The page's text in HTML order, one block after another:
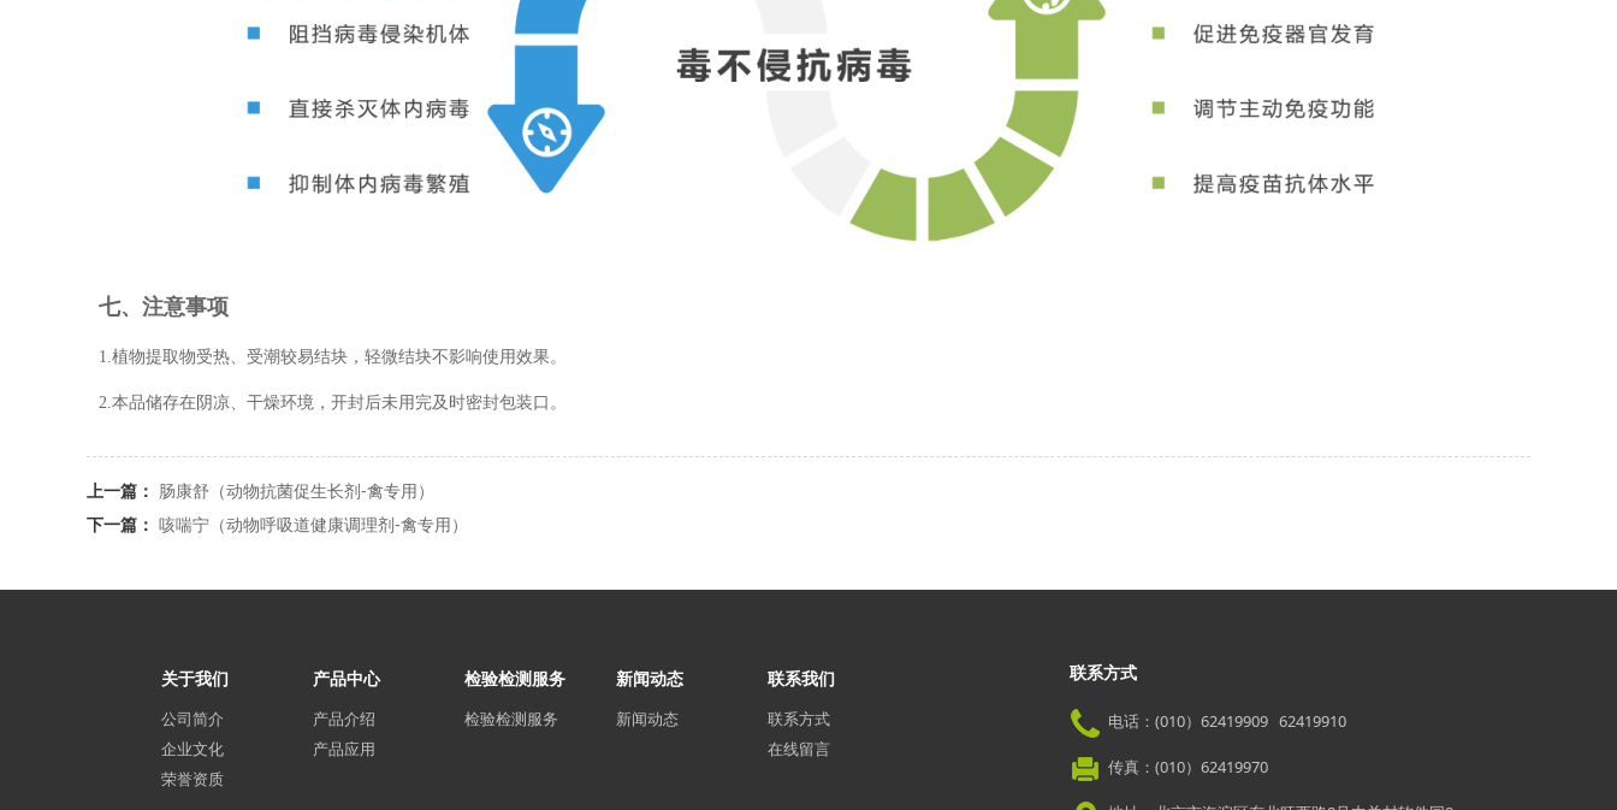
七、注意事项
1.植物提取物受热、受潮较易结块，轻微结块不影响使用效果。
2.本品储存在阴凉、干燥环境，开封后未用完及时密封包装口。
上一篇： 肠康舒（动物抗菌促生长剂-禽专用）
下一篇： 咳喘宁（动物呼吸道健康调理剂-禽专用）
关于我们
公司简介
企业文化
荣誉资质
产品中心
产品介绍
产品应用
检验检测服务
检验检测服务
新闻动态
新闻动态
联系我们
联系方式
在线留言
联系方式
电话：(010）62419909 62419910
传真：(010）62419970